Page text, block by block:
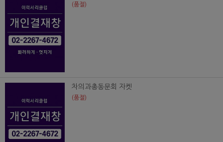
(품절)
차의과총동문회 자켓
(품절)